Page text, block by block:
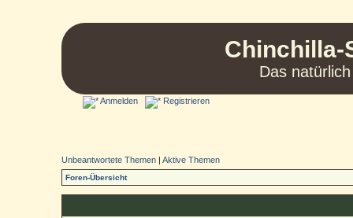
Chinchilla-
Das
Anmelden Registrieren
Unbeantwortete Themen |Aktive Themen
Foren-Übersicht